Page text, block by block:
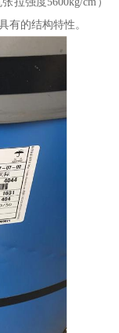
有的结构特性。